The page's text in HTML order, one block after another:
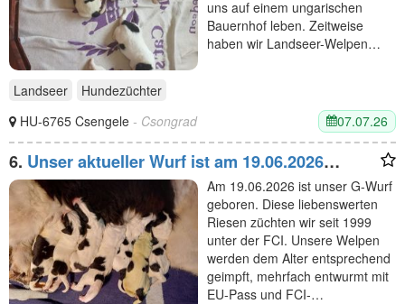
uns auf einem ungarischen
Bauernhof leben. Zeitweise
haben wir Landseer-Welpen…
Landseer
Hundezüchter
HU-6765 Csengele - Csongrad 07.07.26
6. Unser aktueller Wurf ist am 19.06.2026
gelandet
Am 19.06.2026 ist unser G-Wurf
geboren. Diese liebenswerten
Riesen züchten wir seit 1999
unter der FCI. Unsere Welpen
werden dem Alter entsprechend
geimpft, mehrfach entwurmt mit
EU-Pass und FCI-…